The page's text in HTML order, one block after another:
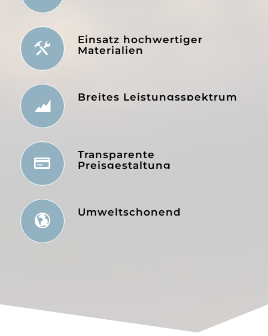
Einsatz hochwertiger
Materialien
Breites Leistungsspektrum
Transparente
Preisgestaltung
Umweltschonend